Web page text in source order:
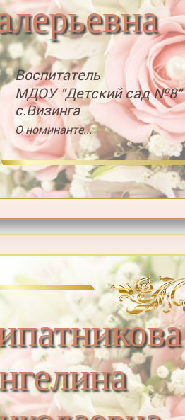
Воспитатель
МДОУ "Детский сад №8"
с.Визинга
О номинанте...